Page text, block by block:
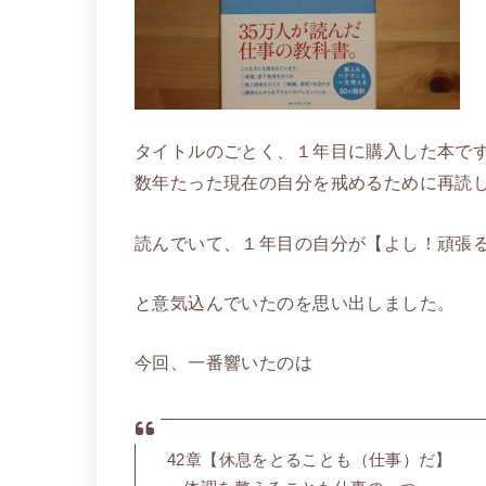
タイトルのごとく、１年目に購入した本です
数年たった現在の自分を戒めるために再読
読んでいて、１年目の自分が【よし！頑張
と意気込んでいたのを思い出しました。
今回、一番響いたのは
42章【休息をとることも（仕事）だ】